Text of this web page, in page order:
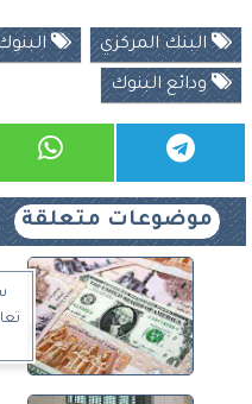
البنك المركزي
ودائع البنوك
موضوعات متعلقة